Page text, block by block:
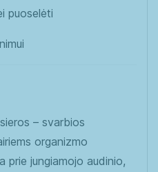
puoselėti
– svarbios
organizmo
prie jungiamojo audinio,